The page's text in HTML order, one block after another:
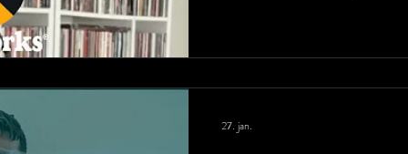
podcastens historie.
27. jan.